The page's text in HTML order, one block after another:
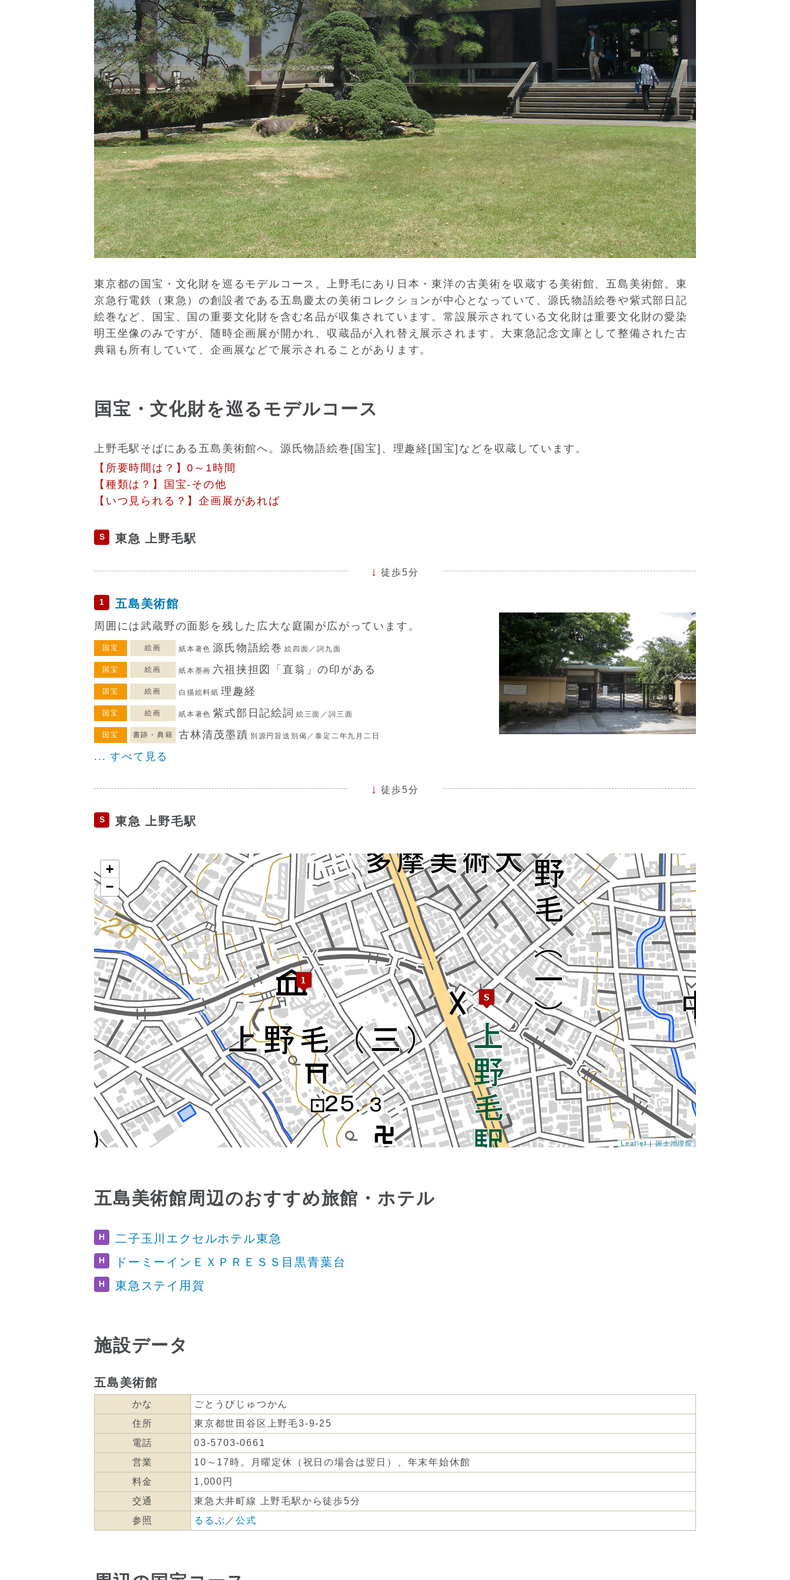
東京都の国宝・文化財を巡るモデルコース。上野毛にあり日本・東洋の古美術を収蔵する美術館、五島美術館。東
京急行電鉄（東急）の創設者である五島慶太の美術コレクションが中心となっていて、源氏物語絵巻や紫式部日記
絵巻など、国宝、国の重要文化財を含む名品が収集されています。常設展示されている文化財は重要文化財の愛染
明王坐像のみですが、随時企画展が開かれ、収蔵品が入れ替え展示されます。大東急記念文庫として整備された古
典籍も所有していて、企画展などで展示されることがあります。
国宝・文化財を巡るモデルコース
上野毛駅そばにある五島美術館へ。源氏物語絵巻[国宝]、理趣経[国宝]などを収蔵しています。
【所要時間は？】0～1時間
【種類は？】国宝-その他
【いつ見られる？】企画展があれば
S 東急 上野毛駅
徒歩5分
1 五島美術館
周囲には武蔵野の面影を残した広大な庭園が広がっています。
国宝 絵画 紙本著色 源氏物語絵巻 絵四面／詞九面
国宝 絵画 紙本墨画 六祖挟担図「直翁」の印がある
国宝 絵画 白描絵料紙 理趣経
国宝 絵画 紙本著色 紫式部日記絵詞 絵三面／詞三面
国宝 書跡・典籍 古林清茂墨蹟 別源円旨送別偈／泰定二年九月二日
... すべて見る
徒歩5分
S 東急 上野毛駅
+
−
Leaflet|国土地理院
五島美術館周辺のおすすめ旅館・ホテル
H 二子玉川エクセルホテル東急
H ドーミーインＥＸＰＲＥＳＳ目黒青葉台
H 東急ステイ用賀
施設データ
五島美術館
かな
ごとうびじゅつかん
住所
東京都世田谷区上野毛3-9-25
電話
03-5703-0661
営業
10～17時。月曜定休（祝日の場合は翌日）、年末年始休館
料金
1,000円
交通
東急大井町線 上野毛駅から徒歩5分
参照
るるぶ ／公式